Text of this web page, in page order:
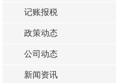
记账报税
政策动态
公司动态
新闻资讯